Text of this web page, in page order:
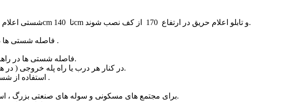
- شستی اعلام حریق در حالت معمولی در ارتفاع نصب 120cm تا 140cm و تابلو اعلام حریق در ارتفاع 170 از کف نصب شوند.
- فاصله شستی ها در راهروهای پهن و کم تردد بین 30 تا 45 متر .
- فاصله شستی ها در راهروهای پر تردد و باریک و پله بین 15 تا 25 متر.
- در کنار هر درب یا راه پله خروجی ( در هنگام تخلیه ساختمان ) یک شستی نصب شود.
- استفاده از شستی در محلهای فرار و خروج و ابتدای راه پله .
25- برای مجتمع های مسکونی و سوله های صنعتی بزرگ ، استفاده از سیستم آدرس پذیر الزامی است.